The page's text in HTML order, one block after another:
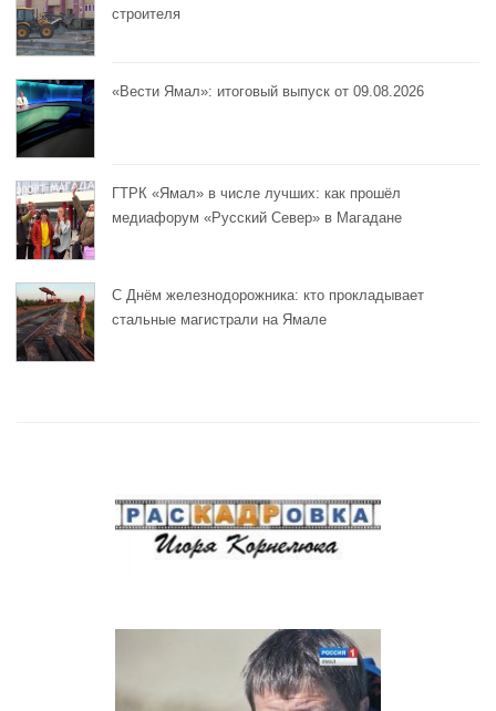
строителя
«Вести Ямал»: итоговый выпуск от 09.08.2026
ГТРК «Ямал» в числе лучших: как прошёл
медиафорум «Русский Север» в Магадане
С Днём железнодорожника: кто прокладывает
стальные магистрали на Ямале